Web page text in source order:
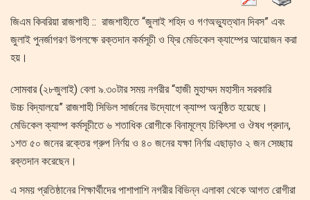
জিএম কিবরিয়া রাজশাহী :: রাজশাহীতে “জুলাই শহিদ ও গণঅভ্যুত্থান দিবস” এবং
জুলাই পুনর্জাগরণ উপলক্ষে রক্তদান কর্মসূচী ও ফ্রি মেডিকেল ক্যাম্পের আয়োজন করা
হয়।
সোমবার (২৮জুলাই) বেলা ৯.৩০টার সময় নগরীর “হাজী মুহাম্মদ মহাসীন সরকারি
উচ্চ বিদ্যালয়ে” রাজশাহী সিভিল সার্জনের উদ্যোগে ক্যাম্প অনুষ্ঠিত হয়েছে।
মেডিকেল ক্যাম্প কর্মসূচীতে ৬ শতাধিক রোগীকে বিনামূল্যে চিকিৎসা ও ঔষধ প্রদান,
১শত ৫০ জনের রক্তের গ্রুপ নির্ণয় ও ৪০ জনের যক্ষা নির্ণয় এছাড়াও ২ জন সেচ্ছায়
রক্তদান করেছেন।
এ সময় প্রতিষ্ঠানের শিক্ষার্থীদের পাশাপাশি নগরীর বিভিন্ন এলাকা থেকে আগত রোগীরা